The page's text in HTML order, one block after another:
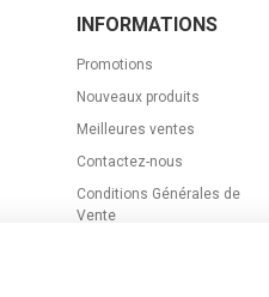
INFORMATIONS
Promotions
Nouveaux produits
Meilleures ventes
Contactez-nous
Conditions Générales de
Vente